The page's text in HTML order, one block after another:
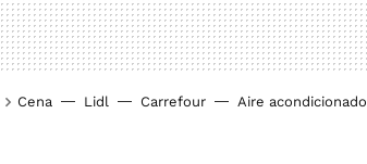
Cena Lidl Carrefour Aire acondicionado